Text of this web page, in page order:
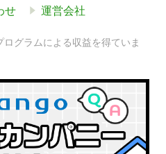
せ 運営会社
グラムによる収益を得ていま